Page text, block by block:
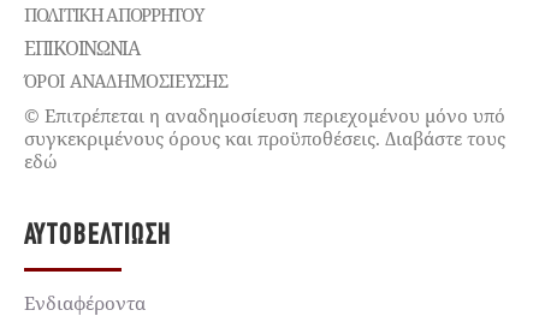
ΠΟΛΙΤΙΚΉ ΑΠΟΡΡΉΤΟΥ
ΕΠΙΚΟΙΝΩΝΊΑ
ΌΡΟΙ ΑΝΑΔΗΜΟΣΙΕΥΣΗΣ
© Επιτρέπεται η αναδημοσίευση περιεχομένου μόνο υπό
συγκεκριμένους όρους και προϋποθέσεις. Διαβάστε τους
εδώ
ΑΥΤΟΒΕΛΤΊΩΣΗ
Ενδιαφέροντα